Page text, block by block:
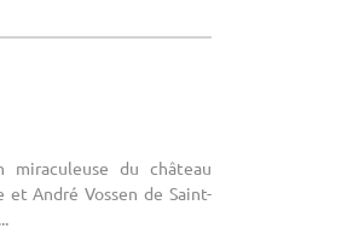
du château
André Vossen de Saint-